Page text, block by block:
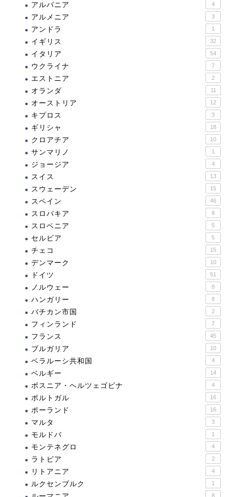
アルバニア 4
アルメニア 3
アンドラ 1
イギリス 32
イタリア 54
ウクライナ 7
エストニア 2
オランダ 11
オーストリア 12
キプロス 3
ギリシャ 18
クロアチア 10
サンマリノ 1
ジョージア 4
スイス 13
スウェーデン 15
スペイン 46
スロバキア 8
スロベニア 5
セルビア 5
チェコ 15
デンマーク 10
ドイツ 51
ノルウェー 8
ハンガリー 8
バチカン市国 2
フィンランド 7
フランス 45
ブルガリア 10
ベラルーシ共和国 4
ベルギー 14
ボスニア・ヘルツェゴビナ 4
ポルトガル 16
ポーランド 16
マルタ 3
モルドバ 1
モンテネグロ 4
ラトビア 2
リトアニア 4
ルクセンブルク 1
8